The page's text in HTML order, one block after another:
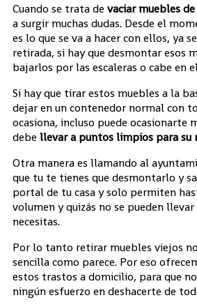
Cuando se trata devaciar muebles de
a surgir muchas dudas. Desde el
es lo que se va a hacer con ellos, ya
retirada, si hay que desmontar esos
bajarlos por las escaleras o cabe en
Si hay que tirar estos muebles a la
dejar en un contenedor normal con
ocasiona, incluso puede ocasionarte
debellevar a puntos limpios para su
Otra manera es llamando al
que tu te tienes que desmontarlo y
portal de tu casa y solo permiten
volumen y quizás no se pueden
necesitas.
Por lo tanto retirar muebles viejos
sencilla como parece. Por eso
estos trastos a domicilio, para que
ningún esfuerzo en deshacerte de